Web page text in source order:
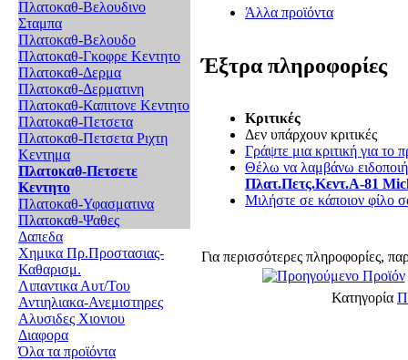
Πλατοκαθ-Βελουδινο
Σταμπα
Πλατοκαθ-Βελουδο
Πλατοκαθ-Γκοφρε Κεντητο
Πλατοκαθ-Δερμα
Πλατοκαθ-Δερματινη
Πλατοκαθ-Καπιτονε Κεντητο
Πλατοκαθ-Πετσετα
Πλατοκαθ-Πετσετα Ριχτη
Κεντημα
Πλατοκαθ-Πετσετε
Κεντητο
Πλατοκαθ-Υφασματινα
Πλατοκαθ-Ψαθες
Δαπεδα
Χημικα Πρ.Προστασιας-
Καθαρισμ.
Λιπαντικα Αυτ/Του
Αντιηλιακα-Ανεμιστηρες
Αλυσιδες Χιονιου
Διαφορα
Όλα τα προϊόντα
Άλλα προϊόντα
Έξτρα πληροφορίες
Κριτικές
Δεν υπάρχουν κριτικές
Γράψτε μια κριτική για το
Θέλω να λαμβάνω
Πλατ.Πετς.Κεντ.Α-81
Μιλήστε σε κάποιον φίλο
Για περισσότερες πληροφορίες,
Κατηγορία